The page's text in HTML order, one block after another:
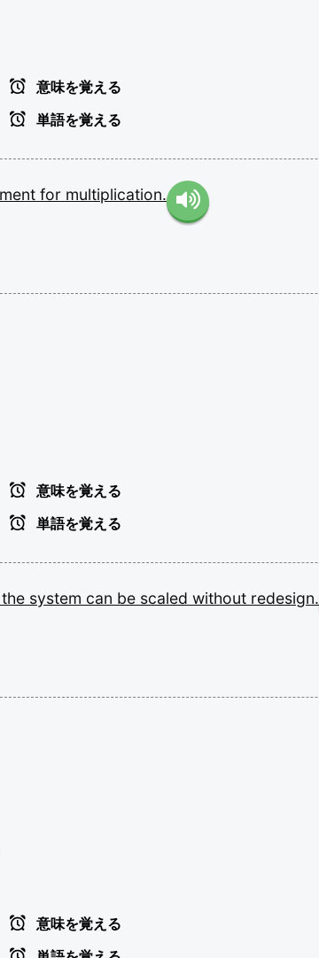
意味を覚える
単語を覚える
for multiplication.
意味を覚える
単語を覚える
the system can be scaled without redesign.
意味を覚える